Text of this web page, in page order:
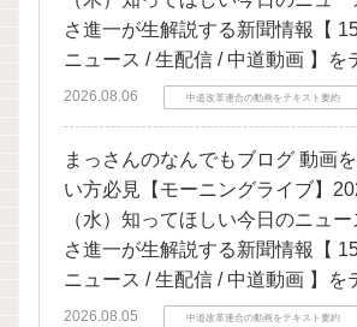
さ進一が生解説する新聞情報【
ニュース / 生配信 / 中道動画 】を
2026.08.06 中道改革連合の動画をテキスト要約
まっさんのなんでもブログ 動画
い方必見【モーニングライブ】
（水）知ってほしい今日のニュ
さ進一が生解説する新聞情報【
ニュース / 生配信 / 中道動画 】を
2026.08.05 中道改革連合の動画をテキスト要約